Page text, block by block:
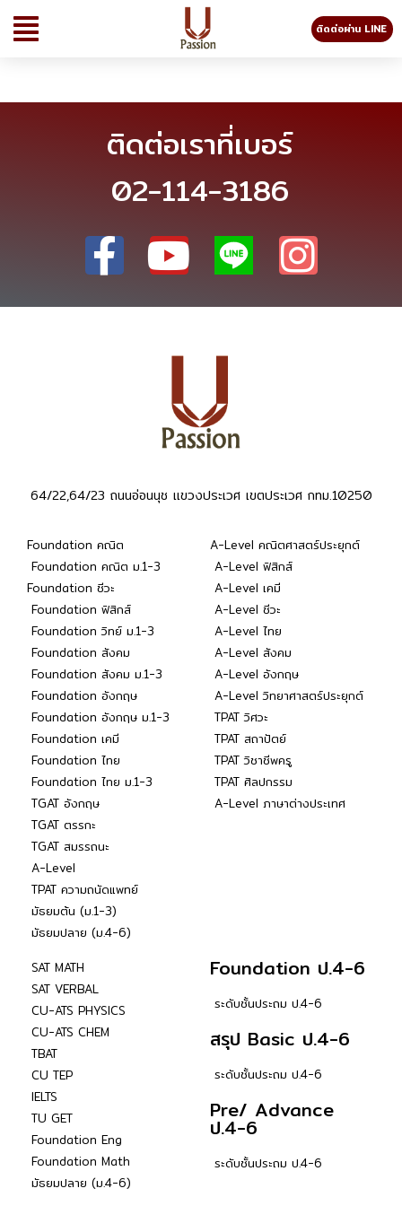
ติดต่อผ่าน LINE
ติดต่อเราที่เบอร์
02-114-3186
64/22,64/23 ถนนอ่อนนุช แขวงประเวศ เขตประเวศ กทม.10250
Foundation คณิต
Foundation คณิต ม.1-3
Foundation ชีวะ
Foundation ฟิสิกส์
Foundation วิทย์ ม.1-3
Foundation สังคม
Foundation สังคม ม.1-3
Foundation อังกฤษ
Foundation อังกฤษ ม.1-3
Foundation เคมี
Foundation ไทย
Foundation ไทย ม.1-3
TGAT อังกฤษ
TGAT ตรรกะ
TGAT สมรรถนะ
A-Level
TPAT ความถนัดแพทย์
มัธยมต้น (ม.1-3)
มัธยมปลาย (ม.4-6)
A-Level คณิตศาสตร์ประยุกต์
A-Level ฟิสิกส์
A-Level เคมี
A-Level ชีวะ
A-Level ไทย
A-Level สังคม
A-Level อังกฤษ
A-Level วิทยาศาสตร์ประยุกต์
TPAT วิศวะ
TPAT สถาปัตย์
TPAT วิชาชีพครู
TPAT ศิลปกรรม
A-Level ภาษาต่างประเทศ
SAT MATH
SAT VERBAL
CU-ATS PHYSICS
CU-ATS CHEM
TBAT
CU TEP
IELTS
TU GET
Foundation Eng
Foundation Math
มัธยมปลาย (ม.4-6)
Foundation ป.4-6
ระดับชั้นประถม ป.4-6
สรุป Basic ป.4-6
ระดับชั้นประถม ป.4-6
Pre/ Advance
ป.4-6
ระดับชั้นประถม ป.4-6